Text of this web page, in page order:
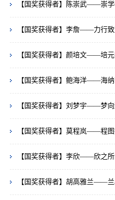
【国奖获得者】陈崇武——崇
【国奖获得者】李詹——力行
【国奖获得者】颜培文——培
【国奖获得者】鲍海洋——海
【国奖获得者】刘梦宇——梦向
【国奖获得者】莫程岚——程
【国奖获得者】李欣——欣之
【国奖获得者】胡高雅兰——